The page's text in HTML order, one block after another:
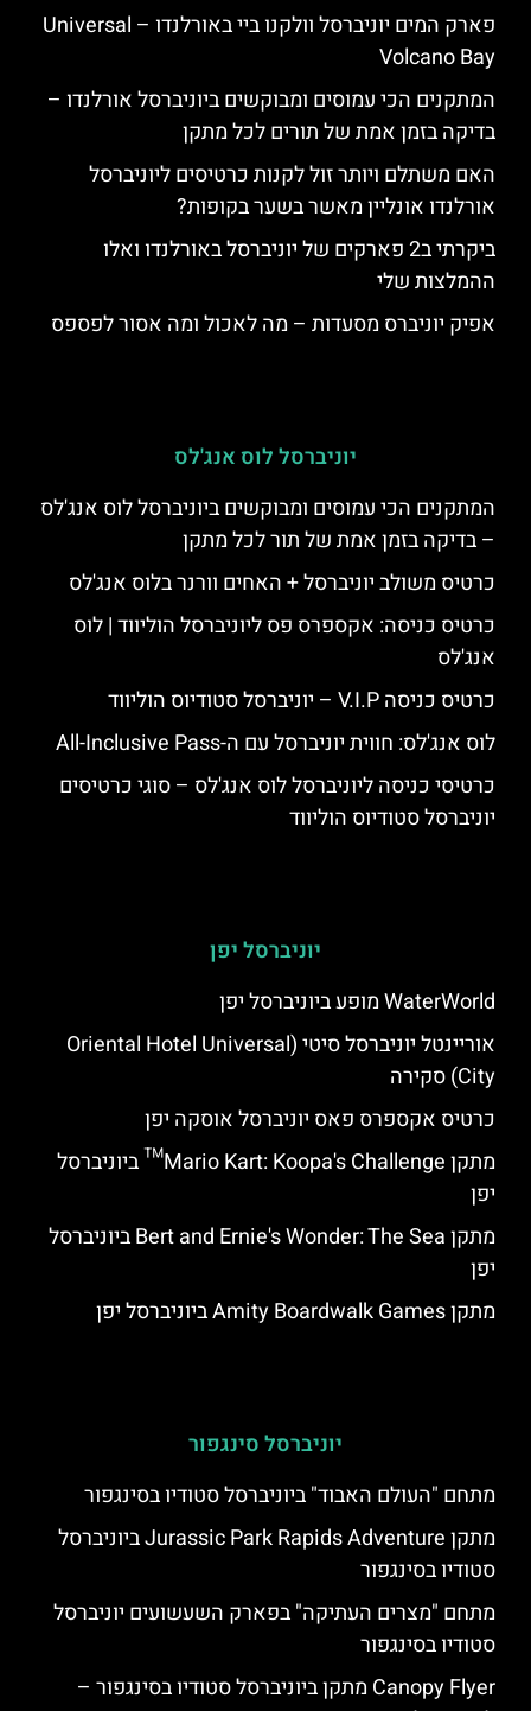
פארק המים יוניברסל וולקנו ביי באורלנדו – Universal
Volcano Bay
המתקנים הכי עמוסים ומבוקשים ביוניברסל אורלנדו –
בדיקה בזמן אמת של תורים לכל מתקן
האם משתלם ויותר זול לקנות כרטיסים ליוניברסל
אורלנדו אונליין מאשר בשער בקופות?
ביקרתי ב2 פארקים של יוניברסל באורלנדו ואלו
ההמלצות שלי
אפיק יוניברס מסעדות – מה לאכול ומה אסור לפספס
יוניברסל לוס אנג'לס
המתקנים הכי עמוסים ומבוקשים ביוניברסל לוס אנג'לס
– בדיקה בזמן אמת של תור לכל מתקן
כרטיס משולב יוניברסל + האחים וורנר בלוס אנג'לס
כרטיס כניסה: אקספרס פס ליוניברסל הוליווד | לוס
אנג'לס
כרטיס כניסה V.I.P – יוניברסל סטודיוס הוליווד
לוס אנג'לס: חווית יוניברסל עם ה-All-Inclusive Pass
כרטיסי כניסה ליוניברסל לוס אנג'לס – סוגי כרטיסים
יוניברסל סטודיוס הוליווד
יוניברסל יפן
WaterWorld מופע ביוניברסל יפן
אוריינטל יוניברסל סיטי (Oriental Hotel Universal
City) סקירה
כרטיס אקספרס פאס יוניברסל אוסקה יפן
מתקן Mario Kart: Koopa's Challenge™ ביוניברסל
יפן
מתקן Bert and Ernie's Wonder: The Sea ביוניברסל
יפן
מתקן Amity Boardwalk Games ביוניברסל יפן
יוניברסל סינגפור
מתחם "העולם האבוד" ביוניברסל סטודיו בסינגפור
מתקן Jurassic Park Rapids Adventure ביוניברסל
סטודיו בסינגפור
מתחם "מצרים העתיקה" בפארק השעשועים יוניברסל
סטודיו בסינגפור
Canopy Flyer מתקן ביוניברסל סטודיו בסינגפור –